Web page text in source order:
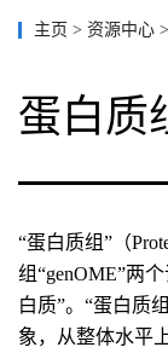
主页 > 资源中心 >
蛋白质
“蛋白质组”（
组“genOME”两
白质”。“蛋白质
象，从整体水平